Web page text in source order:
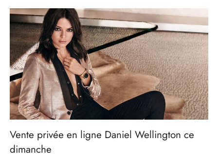
Vente privée en ligne Daniel Wellington ce
dimanche